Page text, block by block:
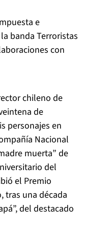
e
banda Terroristas
con
chileno de
de
personajes en
Nacional
muerta” de
del
el Premio
tras una década
del destacado